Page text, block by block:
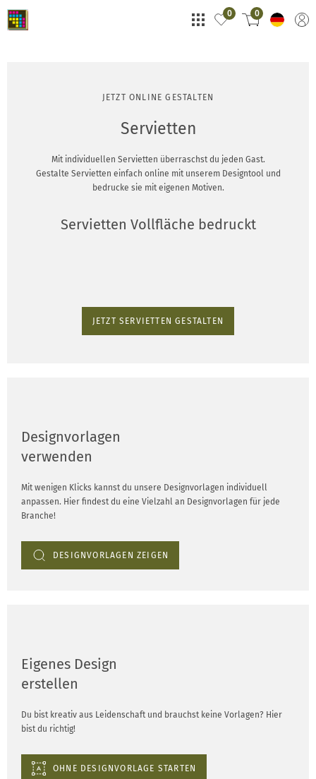
0 0
JETZT ONLINE GESTALTEN
Servietten
Mit individuellen Servietten überraschst du jeden Gast.
Gestalte Servietten einfach online mit unserem Designtool und
bedrucke sie mit eigenen Motiven.
Servietten Vollfläche bedruckt
JETZT SERVIETTEN GESTALTEN
Designvorlagen
verwenden
Mit wenigen Klicks kannst du unsere Designvorlagen individuell
anpassen. Hier findest du eine Vielzahl an Designvorlagen für jede
Branche!
DESIGNVORLAGEN ZEIGEN
Eigenes Design
erstellen
Du bist kreativ aus Leidenschaft und brauchst keine Vorlagen? Hier
bist du richtig!
OHNE DESIGNVORLAGE STARTEN